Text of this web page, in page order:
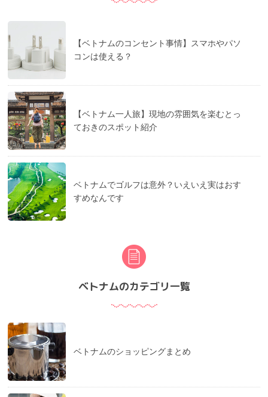
【ベトナムのコンセント事情】スマホやパソ
コンは使える？
【ベトナム一人旅】現地の雰囲気を楽むとっ
ておきのスポット紹介
ベトナムでゴルフは意外？いえいえ実はおす
すめなんです
ベトナムのカテゴリ一覧
ベトナムのショッピングまとめ